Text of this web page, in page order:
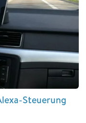
Steuerung